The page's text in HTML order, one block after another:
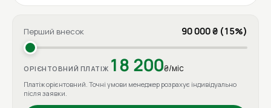
Перший внесок 90 000 ₴ (15%)
ОРІЄНТОВНИЙ ПЛАТІЖ 18 200₴/міс
Платіж орієнтовний. Точні умови менеджер розрахує індивідуально
після заявки.